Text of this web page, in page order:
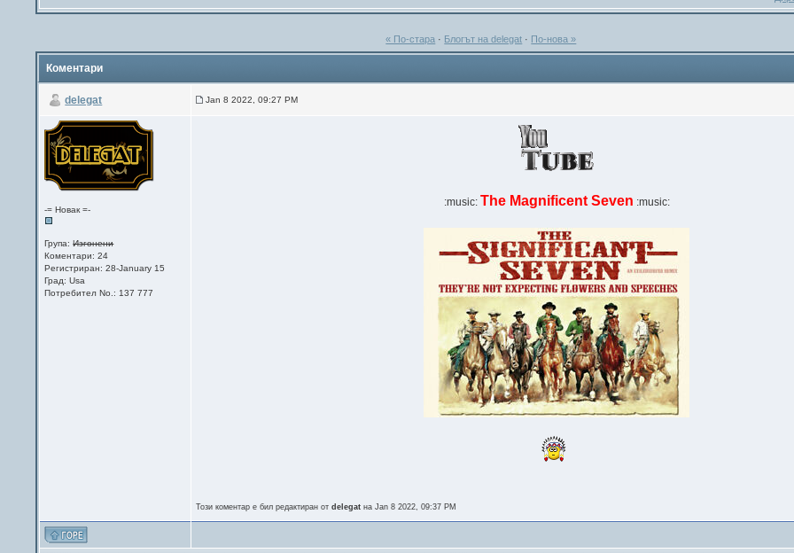
« По-стара · Блогът на delegat · По-нова »
Коментари
delegat Jan 8 2022, 09:27 PM
-= Новак =-
Група:Изгонени
Коментари: 24
Регистриран: 28-January 15
Град: Usa
Потребител No.: 137 777
:music: The Magnificent Seven :music:
Този коментар е бил редактиран отdelegat на Jan 8 2022, 09:37 PM